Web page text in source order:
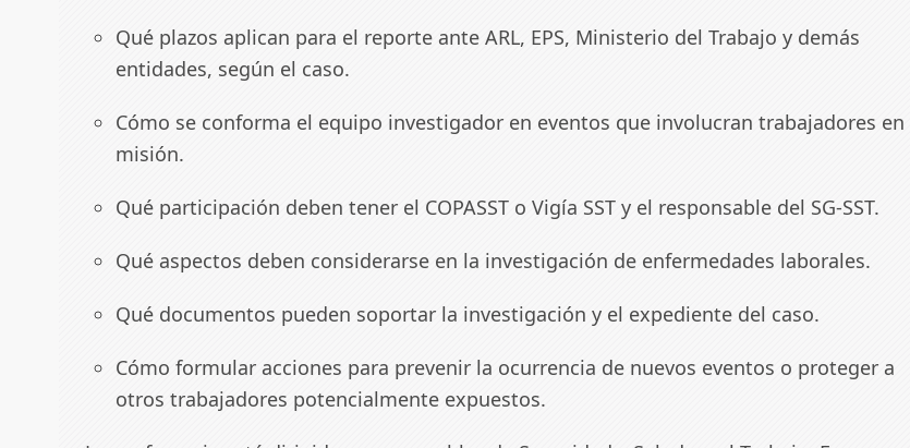
Qué plazos aplican para el reporte ante ARL, EPS, Ministerio del Trabajo y demás
entidades, según el caso.
Cómo se conforma el equipo investigador en eventos que involucran trabajadores en
misión.
Qué participación deben tener el COPASST o Vigía SST y el responsable del SG-SST.
Qué aspectos deben considerarse en la investigación de enfermedades laborales.
Qué documentos pueden soportar la investigación y el expediente del caso.
Cómo formular acciones para prevenir la ocurrencia de nuevos eventos o proteger a
otros trabajadores potencialmente expuestos.